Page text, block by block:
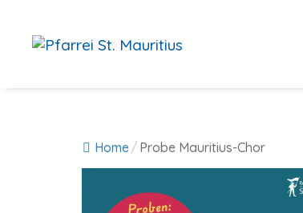
springen
Home/ Probe Mauritius-Chor